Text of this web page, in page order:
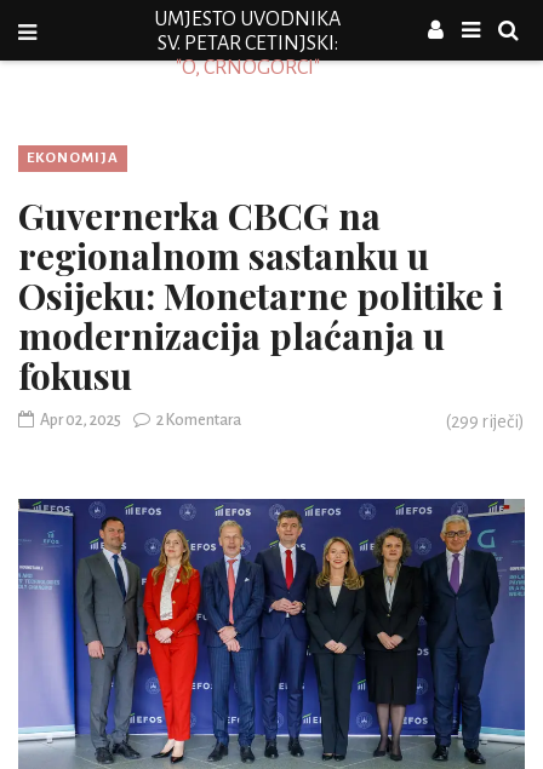
UMJESTO UVODNIKA
SV. PETAR CETINJSKI:
"O, CRNOGORCI"
EKONOMIJA
Guvernerka CBCG na
regionalnom sastanku u
Osijeku: Monetarne politike i
modernizacija plaćanja u
fokusu
Apr 02, 2025 2 Komentara (299 riječi)